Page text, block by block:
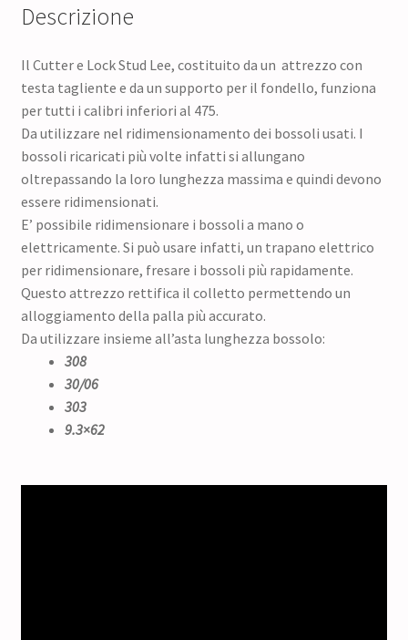
Descrizione
Il Cutter e Lock Stud Lee, costituito da un attrezzo con
testa tagliente e da un supporto per il fondello, funziona
per tutti i calibri inferiori al 475.
Da utilizzare nel ridimensionamento dei bossoli usati. I
bossoli ricaricati più volte infatti si allungano
oltrepassando la loro lunghezza massima e quindi devono
essere ridimensionati.
E’ possibile ridimensionare i bossoli a mano o
elettricamente. Si può usare infatti, un trapano elettrico
per ridimensionare, fresare i bossoli più rapidamente.
Questo attrezzo rettifica il colletto permettendo un
alloggiamento della palla più accurato.
Da utilizzare insieme all’asta lunghezza bossolo:
308
30/06
303
9.3×62